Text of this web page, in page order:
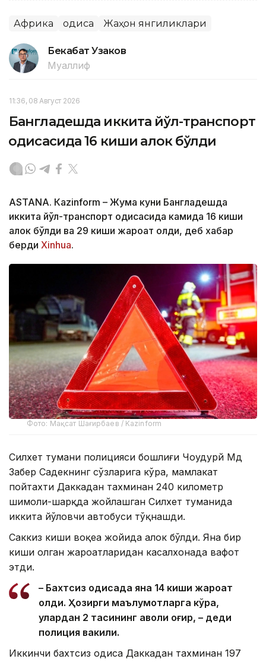
Африка Ҳодиса Жаҳон янгиликлари
Бекабат Узаков
Муаллиф
11:36, 08 Август 2026
Бангладешда иккита йўл-транспорт
ҳодисасида 16 киши ҳалок бўлди
ASTANА. Кazinform – Жума куни Бангладешда
иккита йўл-транспорт ҳодисасида камида 16 киши
ҳалок бўлди ва 29 киши жароҳат олди, деб хабар
берди Xinhua.
Фото: Мақсат Шағирбаев / Kazinform
Силхет тумани полицияси бошлиғи Чоудҳурй Мд
Забер Садекнинг сўзларига кўра, мамлакат
пойтахти Даккадан тахминан 240 километр
шимоли-шарқда жойлашган Силхет туманида
иккита йўловчи автобуси тўқнашди.
Саккиз киши воқеа жойида ҳалок бўлди. Яна бир
киши олган жароҳатларидан касалхонада вафот
этди.
– Бахтсиз ҳодисада яна 14 киши жароҳат
олди. Ҳозирги маълумотларга кўра,
улардан 2 тасининг аҳволи оғир, – деди
полиция вакили.
Иккинчи бахтсиз ҳодиса Даккадан тахминан 197